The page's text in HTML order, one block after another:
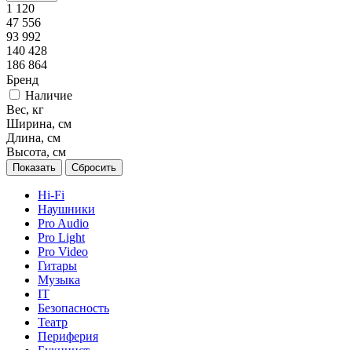
1 120
47 556
93 992
140 428
186 864
Бренд
Наличие
Вес, кг
Ширина, см
Длина, см
Высота, см
Сбросить
Hi-Fi
Наушники
Pro Audio
Pro Light
Pro Video
Гитары
Музыка
IT
Безопасность
Театр
Периферия